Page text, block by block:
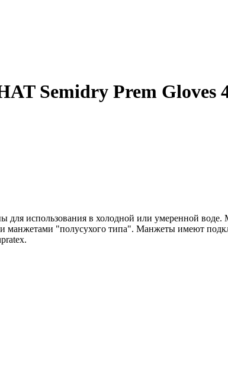
Semidry Prem Gloves
для использования в холодной или умеренной
"полусухого типа". Манжеты имеют